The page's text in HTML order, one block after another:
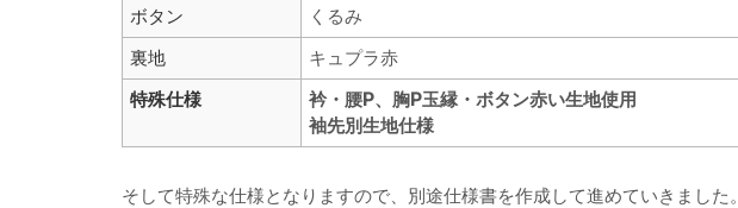
ボタン
くるみ
裏地
キュプラ赤
特殊仕様
衿・腰P、胸P玉縁・ボタン赤い生地使用
袖先別生地仕様
そして特殊な仕様となりますので、別途仕様書を作成して進めていきました。